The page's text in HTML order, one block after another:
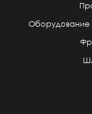
Оборудование